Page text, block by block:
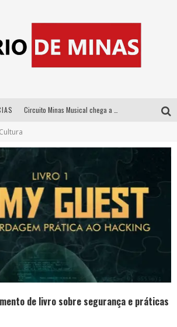
Cultura
de livro sobre segurança e práticas